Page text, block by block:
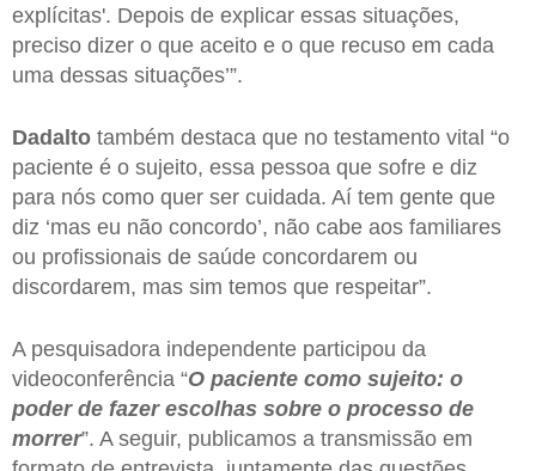
explícitas'. Depois de explicar essas situações,
preciso dizer o que aceito e o que recuso em cada
uma dessas situações’”.
Dadalto também destaca que no testamento vital “o
paciente é o sujeito, essa pessoa que sofre e diz
para nós como quer ser cuidada. Aí tem gente que
diz ‘mas eu não concordo’, não cabe aos familiares
ou profissionais de saúde concordarem ou
discordarem, mas sim temos que respeitar”.
A pesquisadora independente participou da
videoconferência “O paciente como sujeito: o
poder de fazer escolhas sobre o processo de
morrer”. A seguir, publicamos a transmissão em